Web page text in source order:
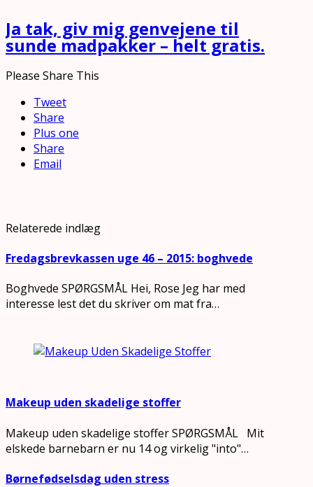
Ja tak, giv mig genvejene til
sunde madpakker – helt gratis.
Please Share This
Tweet
Share
Plus one
Share
Email
Relaterede indlæg
Fredagsbrevkassen uge 46 – 2015: boghvede
Boghvede SPØRGSMÅL Hei, Rose Jeg har med
interesse lest det du skriver om mat fra…
Makeup uden skadelige stoffer
Makeup uden skadelige stoffer SPØRGSMÅL Mit
elskede barnebarn er nu 14 og virkelig "into"…
Børnefødselsdag uden stress